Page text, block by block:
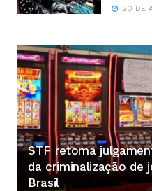
20 DE
STF retoma
da criminalização de
Brasil